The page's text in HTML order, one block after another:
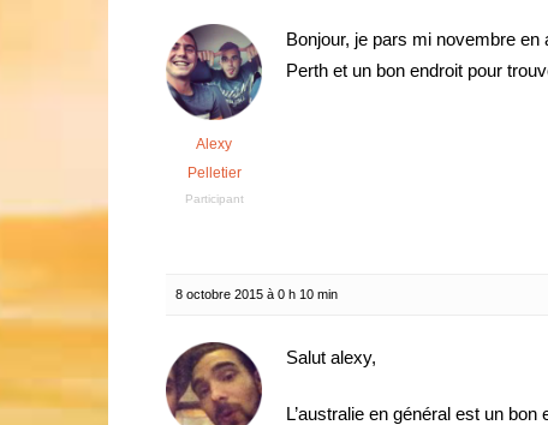
Alexy
Pelletier
Participant
Bonjour, je pars mi novembre en
Perth et un bon endroit pour
8 octobre 2015 à 0 h 10 min
Salut alexy,
L’australie en général est un